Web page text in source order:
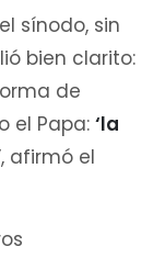
sínodo, sin
bien clarito:
de
el Papa: ‘la
afirmó el